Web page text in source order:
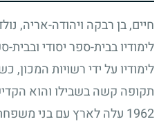
חיים, בן רבקה ויהודה-אריה,
לימודיו בבית-ספר יסודי
לימודיו על ידי רשויות
תקופה קשה בשבילו והוא
1962 עלה לארץ עם בני